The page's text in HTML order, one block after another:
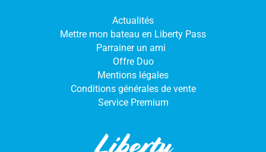
Actualités
Mettre mon bateau en Liberty Pass
Parrainer un ami
Offre Duo
Mentions légales
Conditions générales de vente
Service Premium